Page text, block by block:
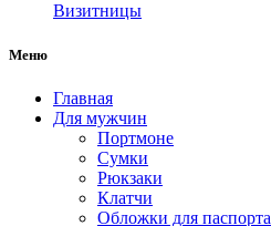
Визитницы
Меню
Главная
Для мужчин
Портмоне
Сумки
Рюкзаки
Клатчи
Обложки для паспорта